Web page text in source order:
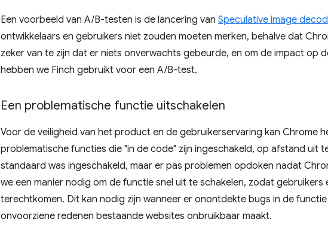
Een voorbeeld van A/B-testen is de lancering van Speculative image
ontwikkelaars en gebruikers niet zouden moeten merken, behalve dat
zeker van te zijn dat er niets onverwachts gebeurde, en om de impact op
hebben we Finch gebruikt voor een A/B-test.
Een problematische functie uitschakelen
Voor de veiligheid van het product en de gebruikerservaring kan Chrome
problematische functies die "in de code" zijn ingeschakeld, op afstand uit
standaard was ingeschakeld, maar er pas problemen opdoken nadat
we een manier nodig om de functie snel uit te schakelen, zodat gebruikers
terechtkomen. Dit kan nodig zijn wanneer er onontdekte bugs in de
onvoorziene redenen bestaande websites onbruikbaar maakt.